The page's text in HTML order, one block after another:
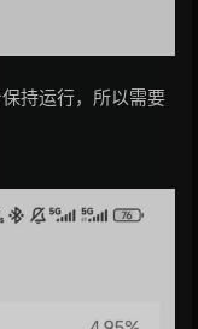
持运行，所以需要